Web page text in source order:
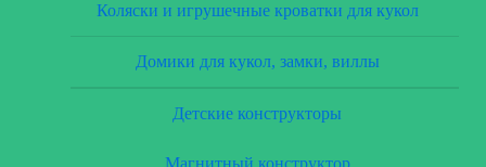
Коляски и игрушечные кроватки для кукол
Домики для кукол, замки, виллы
Детские конструкторы
Магнитный конструктор